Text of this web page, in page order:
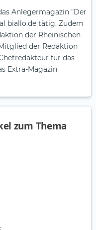
Anlegermagazin "Der
biallo.de tätig. Zudem
der Rheinischen
der Redaktion
für das
Extra-Magazin
zum Thema